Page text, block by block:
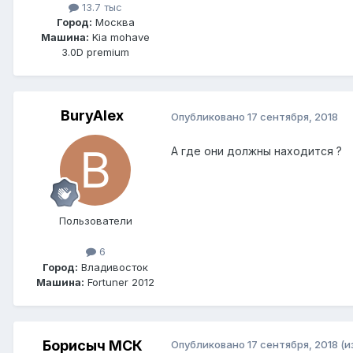
13.7 тыс
Город: Москва
Машина: Kia mohave
3.0D premium
BuryAlex
Пользователи
6
Город: Владивосток
Машина: Fortuner 2012
Опубликовано 17 сентября, 2018
А где они должны находится ?
Борисыч МСК Опубликовано 17 сентября, 2018